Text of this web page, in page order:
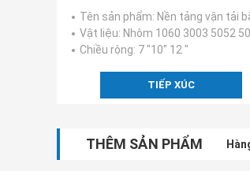
Nền tảng vận tải hàng hóa
Tên sản phẩm: Nền tảng vận tải bằng nhôm Nắp an toàn Lưới cầu thang
Vật liệu: Nhôm 1060 3003 5052 5005
Chiều rộng: 7 "10" 12 "
TIẾP XÚC
THÊM SẢN PHẨM